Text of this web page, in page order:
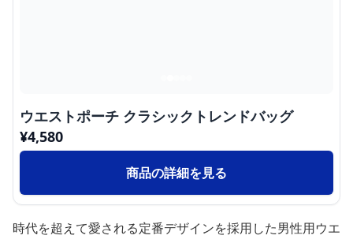
ウエストポーチ クラシックトレンドバッグ
¥4,580
商品の詳細を見る
時代を超えて愛される定番デザインを採用した男性用ウエ